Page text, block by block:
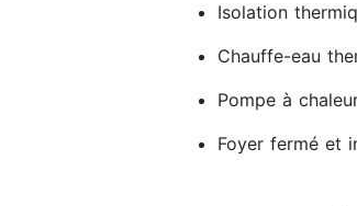
Isolation
Chauffe-eau
Pompe à
Foyer fermé et